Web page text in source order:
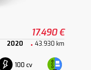
17.490 €
2020 43.930 km
100 cv